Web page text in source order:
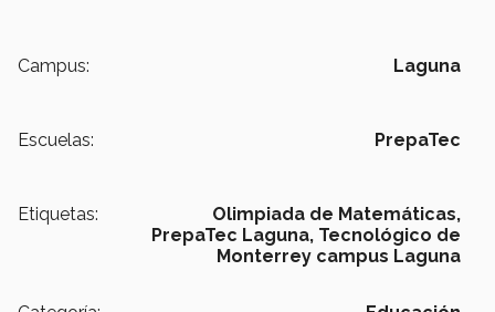
Campus: Laguna
Escuelas: PrepaTec
Etiquetas:
Olimpiada de Matemáticas,
PrepaTec Laguna, Tecnológico de
Monterrey campus Laguna